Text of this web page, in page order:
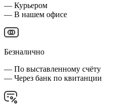
— Курьером
— В нашем офисе
Безналично
— По выставленному счёту
— Через банк по квитанции